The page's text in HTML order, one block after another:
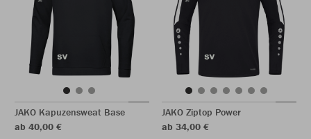
JAKO Kapuzensweat Base
ab 40,00 €
JAKO Ziptop Power
ab 34,00 €